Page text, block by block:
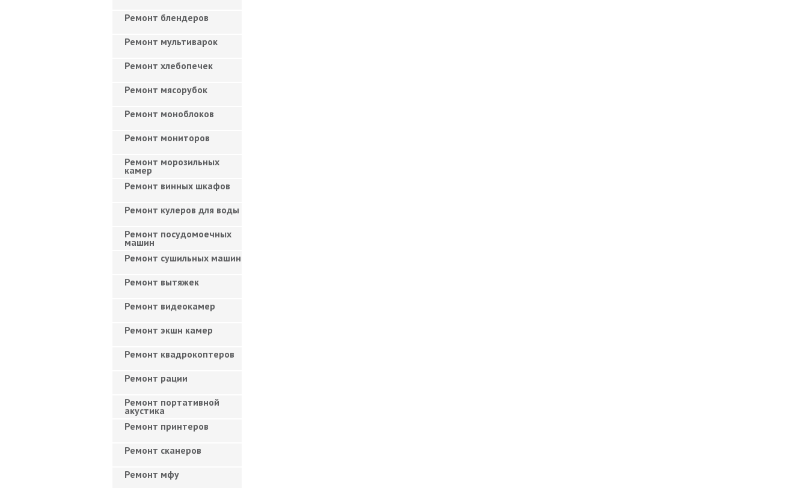
Ремонт блендеров
Ремонт мультиварок
Ремонт хлебопечек
Ремонт мясорубок
Ремонт моноблоков
Ремонт мониторов
Ремонт морозильных
камер
Ремонт винных шкафов
Ремонт кулеров для воды
Ремонт посудомоечных
машин
Ремонт сушильных машин
Ремонт вытяжек
Ремонт видеокамер
Ремонт экшн камер
Ремонт квадрокоптеров
Ремонт рации
Ремонт портативной
акустика
Ремонт принтеров
Ремонт сканеров
Ремонт мфу